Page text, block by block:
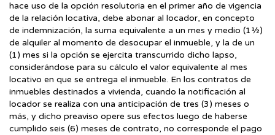
hace uso de la opción resolutoria en el primer año de vigencia
de la relación locativa, debe abonar al locador, en concepto
de indemnización, la suma equivalente a un mes y medio (1½)
de alquiler al momento de desocupar el inmueble, y la de un
(1) mes si la opción se ejercita transcurrido dicho lapso,
considerándose para su cálculo el valor equivalente al mes
locativo en que se entrega el inmueble. En los contratos de
inmuebles destinados a vivienda, cuando la notificación al
locador se realiza con una anticipación de tres (3) meses o
más, y dicho preaviso opere sus efectos luego de haberse
cumplido seis (6) meses de contrato, no corresponde el pago